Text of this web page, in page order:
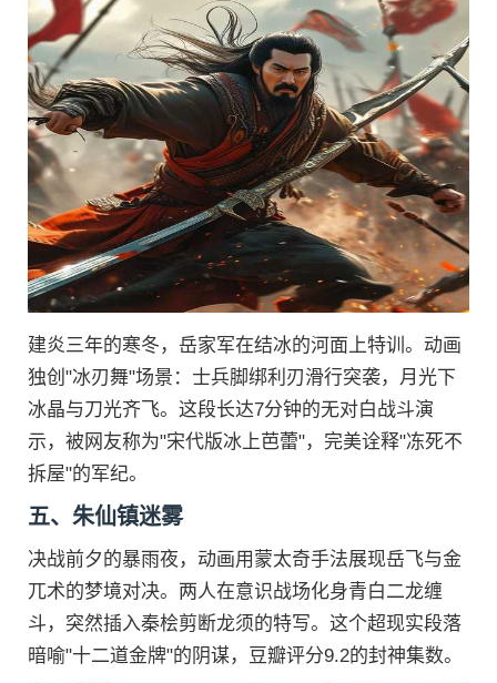
建炎三年的寒冬，岳家军在结冰的河面上特训。动画
独创"冰刃舞"场景：士兵脚绑利刃滑行突袭，月光下
冰晶与刀光齐飞。这段长达7分钟的无对白战斗演
示，被网友称为"宋代版冰上芭蕾"，完美诠释"冻死不
拆屋"的军纪。
五、朱仙镇迷雾
决战前夕的暴雨夜，动画用蒙太奇手法展现岳飞与金
兀术的梦境对决。两人在意识战场化身青白二龙缠
斗，突然插入秦桧剪断龙须的特写。这个超现实段落
暗喻"十二道金牌"的阴谋，豆瓣评分9.2的封神集数。